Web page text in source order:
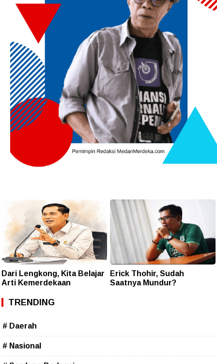
Dari Lengkong, Kita Belajar
Arti Kemerdekaan
Erick Thohir, Sudah
Saatnya Mundur?
TRENDING
# Daerah
# Nasional